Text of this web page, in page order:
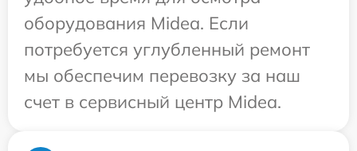
оборудования Midea. Если
потребуется углубленный ремонт
мы обеспечим перевозку за наш
счет в сервисный центр Midea.